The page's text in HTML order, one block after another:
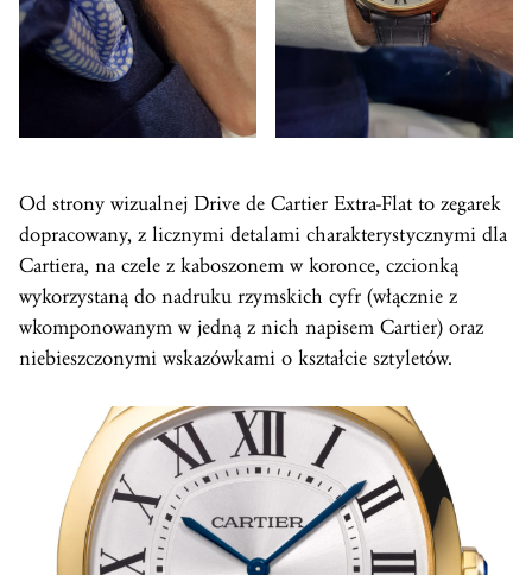
Od strony wizualnej Drive de Cartier Extra-Flat to zegarek
dopracowany, z licznymi detalami charakterystycznymi dla
Cartiera, na czele z kaboszonem w koronce, czcionką
wykorzystaną do nadruku rzymskich cyfr (włącznie z
wkomponowanym w jedną z nich napisem Cartier) oraz
niebieszczonymi wskazówkami o kształcie sztyletów.